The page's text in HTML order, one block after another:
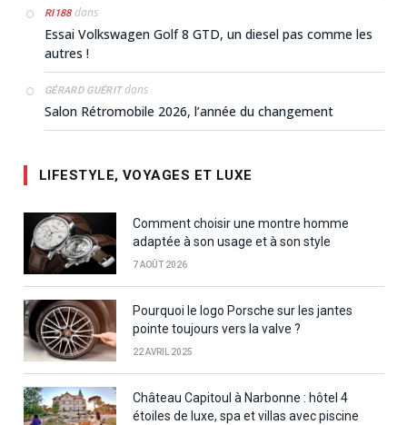
RI188dans
Essai Volkswagen Golf 8 GTD, un diesel pas comme les
autres !
GÉRARD GUÉRITdans
Salon Rétromobile 2026, l’année du changement
LIFESTYLE, VOYAGES ET LUXE
Comment choisir une montre homme
adaptée à son usage et à son style
7 AOÛT 2026
Pourquoi le logo Porsche sur les jantes
pointe toujours vers la valve ?
22 AVRIL 2025
Château Capitoul à Narbonne : hôtel 4
étoiles de luxe, spa et villas avec piscine